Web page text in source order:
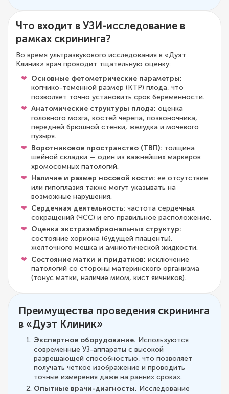
Что входит в УЗИ-исследование в
рамках скрининга?
Во время ультразвукового исследования в «Дуэт
Клиник» врач проводит тщательную оценку:
Основные фетометрические параметры:
копчико-теменной размер (КТР) плода, что
позволяет точно установить срок беременности.
Анатомические структуры плода: оценка
головного мозга, костей черепа, позвоночника,
передней брюшной стенки, желудка и мочевого
пузыря.
Воротниковое пространство (ТВП): толщина
шейной складки — один из важнейших маркеров
хромосомных патологий.
Наличие и размер носовой кости: ее отсутствие
или гипоплазия также могут указывать на
возможные нарушения.
Сердечная деятельность: частота сердечных
сокращений (ЧСС) и его правильное расположение.
Оценка экстраэмбриональных структур:
состояние хориона (будущей плаценты),
желточного мешка и амниотической жидкости.
Состояние матки и придатков: исключение
патологий со стороны материнского организма
(тонус матки, наличие миом, кист яичников).
Преимущества проведения скрининга
в «Дуэт Клиник»
Экспертное оборудование. Используются
современные УЗ-аппараты с высокой
разрешающей способностью, что позволяет
получать четкое изображение и проводить
точные измерения даже на ранних сроках.
Опытные врачи-диагносты. Исследование